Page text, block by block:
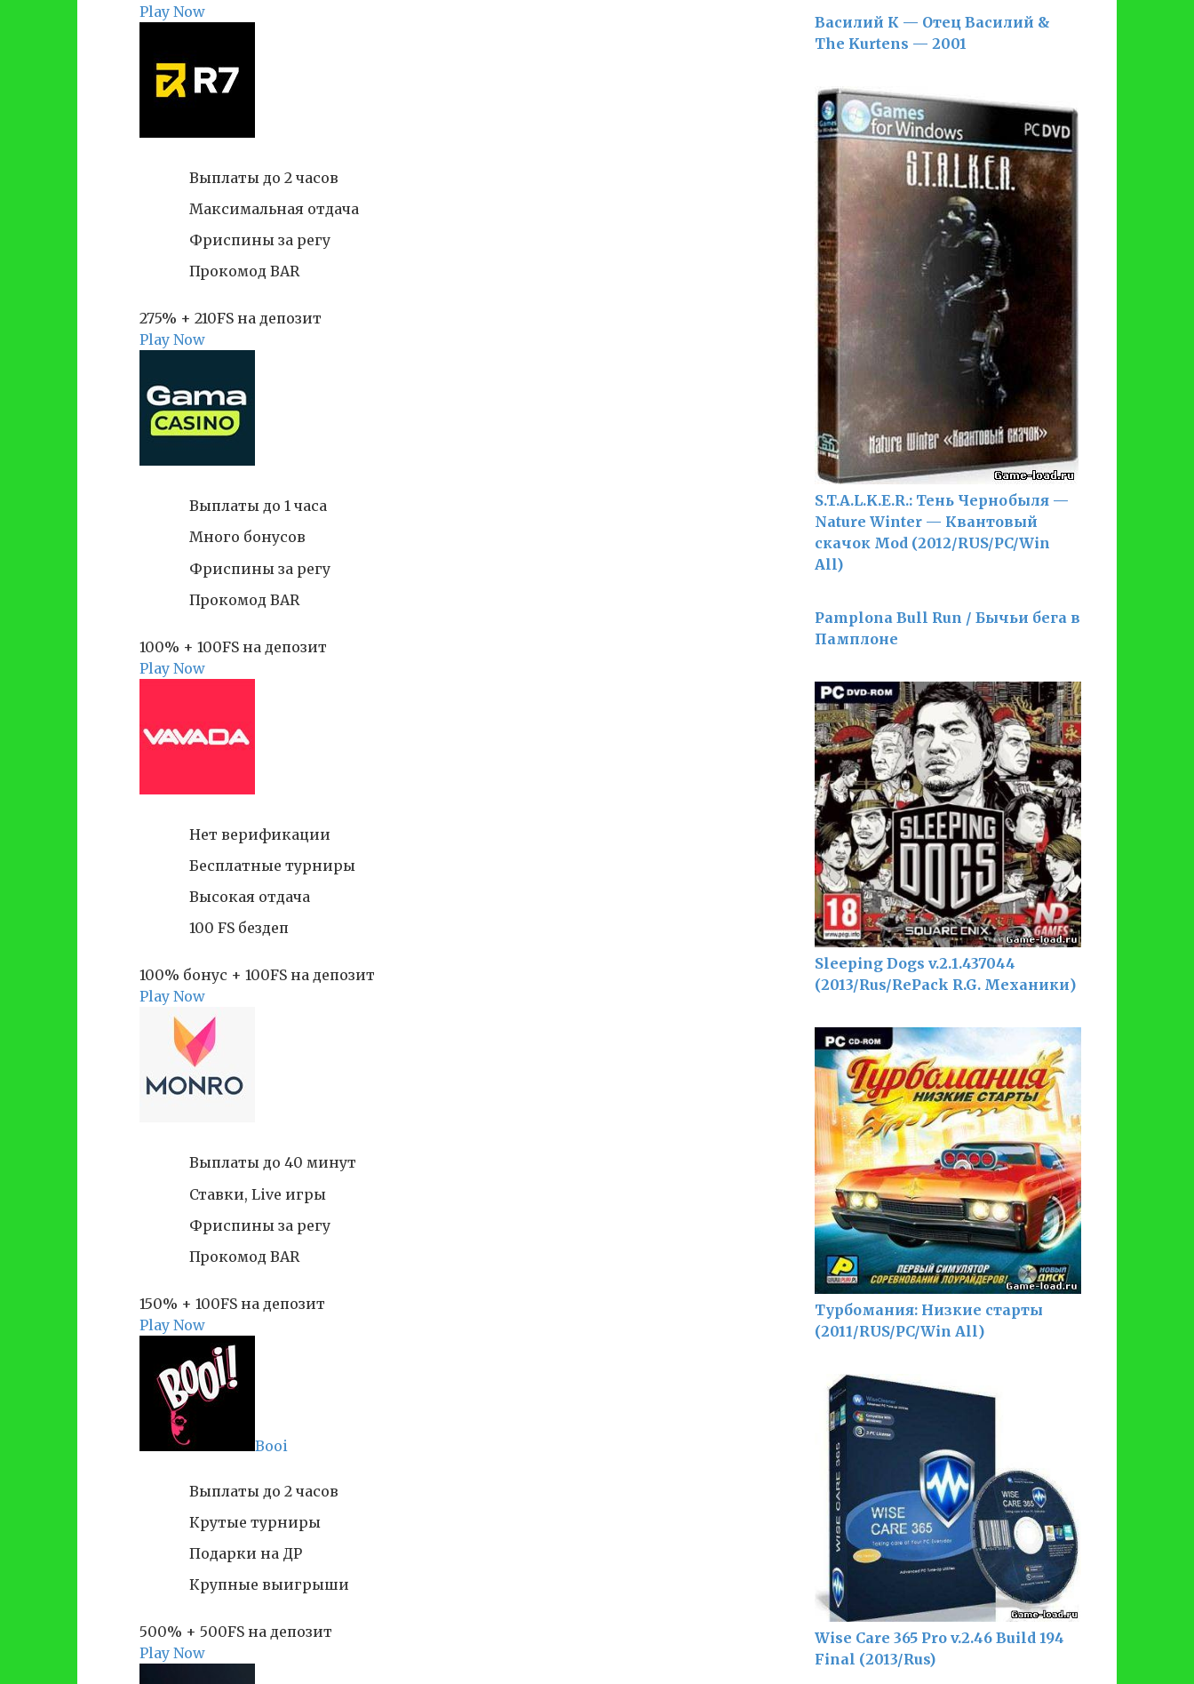
Play Now
Выплаты до 2 часов
Максимальная отдача
Фриспины за регу
Прокомод BAR
275% + 210FS на депозит
Play Now
Выплаты до 1 часа
Много бонусов
Фриспины за регу
Прокомод BAR
100% + 100FS на депозит
Play Now
Нет верификации
Бесплатные турниры
Высокая отдача
100 FS бездеп
100% бонус + 100FS на депозит
Play Now
Выплаты до 40 минут
Ставки, Live игры
Фриспины за регу
Прокомод BAR
150% + 100FS на депозит
Play Now
Booi
Выплаты до 2 часов
Крутые турниры
Подарки на ДР
Крупные выигрыши
500% + 500FS на депозит
Play Now
Василий К — Отец Василий &
The Kurtens — 2001
S.T.A.L.K.E.R.: Тень Чернобыля —
Nature Winter — Квантовый
скачок Mod (2012/RUS/PC/Win
All)
Pamplona Bull Run / Бычьи бега в
Памплоне
Sleeping Dogs v.2.1.437044
(2013/Rus/RePack R.G. Механики)
Турбомания: Низкие старты
(2011/RUS/PC/Win All)
Wise Care 365 Pro v.2.46 Build 194
Final (2013/Rus)